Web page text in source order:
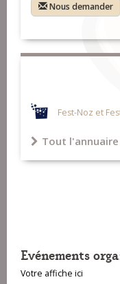
Nous demander
Fest-Noz et
Tout l'annuaire
Evénements
Votre affiche ici